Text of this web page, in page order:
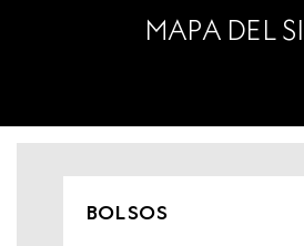
MAPA DEL
BOLSOS